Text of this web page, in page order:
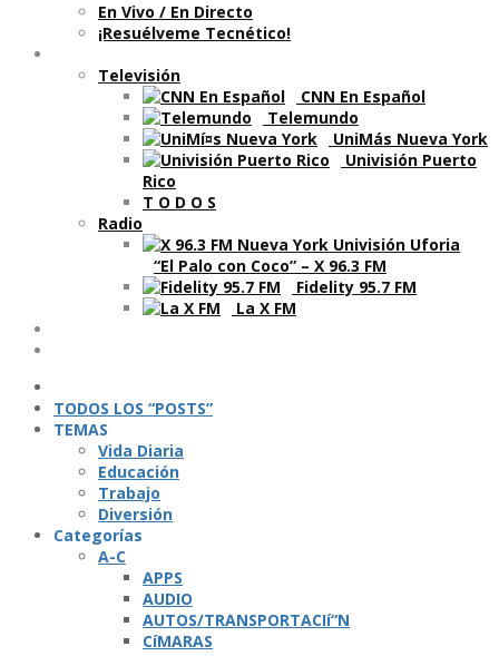
En Vivo / En Directo
¡Resuélveme Tecnético!
Televisión
CNN En Español
Telemundo
UniMás Nueva York
Univisión Puerto
Rico
T O D O S
Radio
“El Palo con Coco” – X 96.3 FM
Fidelity 95.7 FM
La X FM
TODOS LOS “POSTS”
TEMAS
Vida Diaria
Educación
Trabajo
Diversión
Categorí­as
A-C
APPS
AUDIO
AUTOS/TRANSPORTACIí“N
CíMARAS